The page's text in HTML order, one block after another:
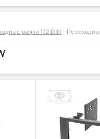
рамки 1/2 DIN -